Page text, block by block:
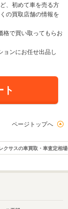
、初めて車を売る方
の買取店舗の情報を
格で買い取ってもらお
ョンにお任せ出品し
ト
ページトップへ
クサスの車買取・車査定相